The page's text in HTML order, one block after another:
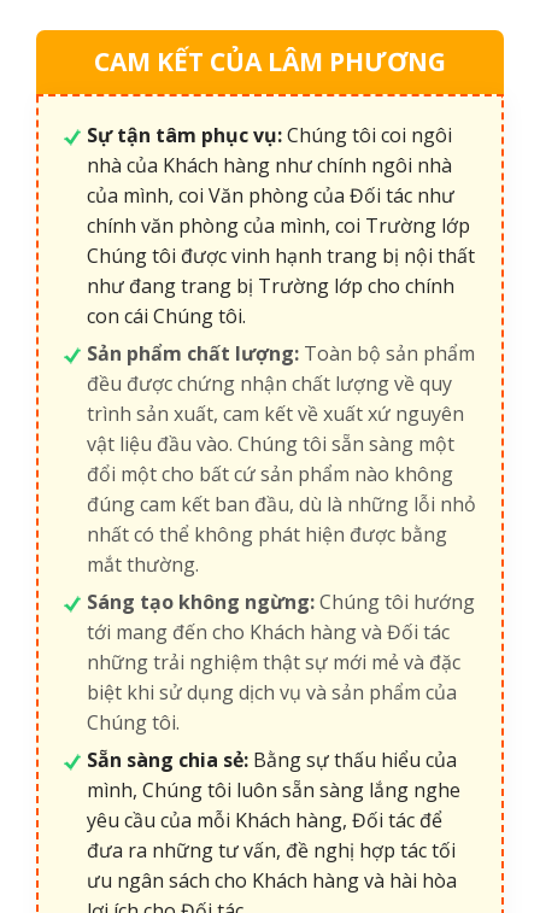
CAM KẾT CỦA LÂM PHƯƠNG
Sự tận tâm phục vụ:Chúng tôi coi ngôi
nhà của Khách hàng như chính ngôi nhà
của mình, coi Văn phòng của Đối tác như
chính văn phòng của mình, coi Trường lớp
Chúng tôi được vinh hạnh trang bị nội thất
như đang trang bị Trường lớp cho chính
con cái Chúng tôi.
Sản phẩm chất lượng: Toàn bộ sản phẩm
đều được chứng nhận chất lượng về quy
trình sản xuất, cam kết về xuất xứ nguyên
vật liệu đầu vào. Chúng tôi sẵn sàng một
đổi một cho bất cứ sản phẩm nào không
đúng cam kết ban đầu, dù là những lỗi nhỏ
nhất có thể không phát hiện được bằng
mắt thường.
Sáng tạo không ngừng:Chúng tôi hướng
tới mang đến cho Khách hàng và Đối tác
những trải nghiệm thật sự mới mẻ và đặc
biệt khi sử dụng dịch vụ và sản phẩm của
Chúng tôi.
Sẵn sàng chia sẻ: Bằng sự thấu hiểu của
mình, Chúng tôi luôn sẵn sàng lắng nghe
yêu cầu của mỗi Khách hàng, Đối tác để
đưa ra những tư vấn, đề nghị hợp tác tối
ưu ngân sách cho Khách hàng và hài hòa